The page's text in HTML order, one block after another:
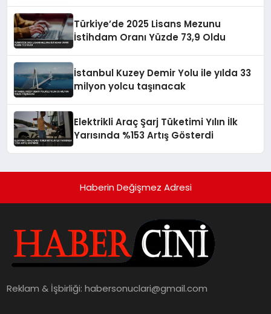
Türkiye’de 2025 Lisans Mezunu
İstihdam Oranı Yüzde 73,9 Oldu
İstanbul Kuzey Demir Yolu ile yılda 33
milyon yolcu taşınacak
Elektrikli Araç Şarj Tüketimi Yılın İlk
Yarısında %153 Artış Gösterdi
Haberin Değişmez Adresi
Reklam & İşbirliği:habersonuclari@gmail.com